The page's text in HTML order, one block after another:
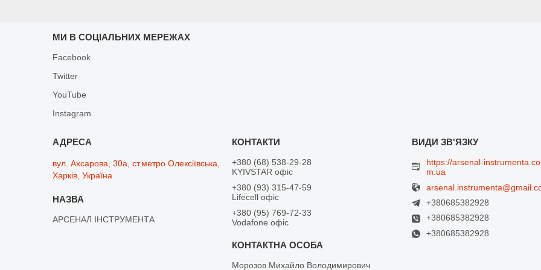
МИ В СОЦІАЛЬНИХ МЕРЕЖАХ
Facebook
Twitter
YouTube
Instagram
вул. Ахсарова, 30а, ст.метро Олексіївська,
Харків, Україна
АРСЕНАЛ ІНСТРУМЕНТА
+380 (68) 538-29-28
KYIVSTAR офіс
+380 (93) 315-47-59
Lifecell офіс
+380 (95) 769-72-33
Vodafone офіс
Морозов Михайло Володимирович
https://arsenal-instrumenta.co
m.ua
+380685382928
+380685382928
+380685382928